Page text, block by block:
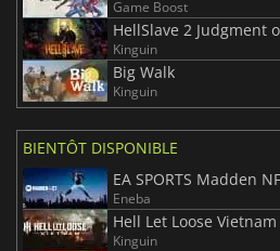
Game Boost
HellSlave 2 Judgment
Kinguin
Big Walk
Kinguin
BIENTÔT DISPONIBLE
EA SPORTS Madden
Eneba
Hell Let Loose Vietnam
Kinguin